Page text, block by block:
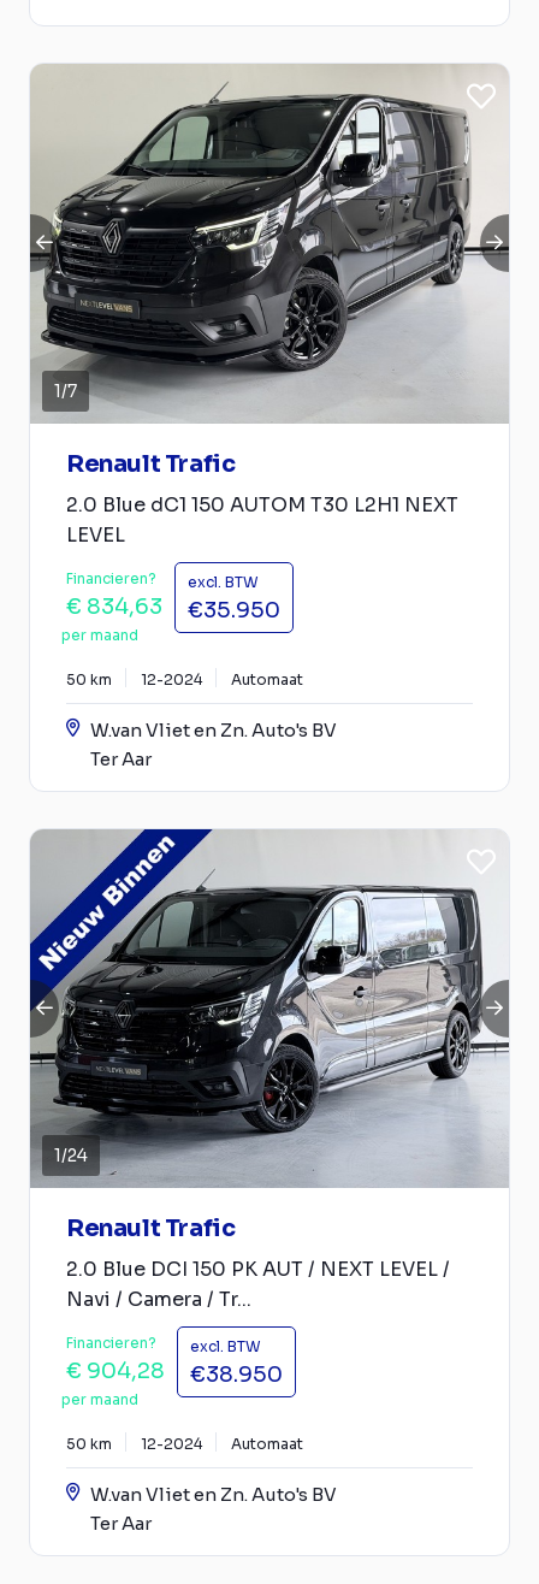
1/7
Renault Trafic
2.0 Blue dC1 150 AUTOM T30 L2H1 NEXT
LEVEL
Financieren?
€ 834,63
per maand
excl. BTW
€35.950
50 km 12-2024 Automaat
W.van Vliet en Zn. Auto's BV
Ter Aar
1/24
Renault Trafic
2.0 Blue DCI 150 PK AUT / NEXT LEVEL /
Navi / Camera / Tr...
Financieren?
€ 904,28
per maand
excl. BTW
€38.950
50 km 12-2024 Automaat
W.van Vliet en Zn. Auto's BV
Ter Aar